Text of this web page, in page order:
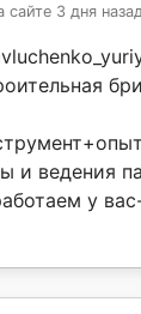
сайте 3 дня
и ведения
у